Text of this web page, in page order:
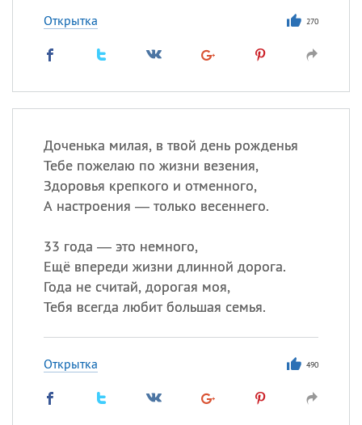
Открытка 270
Доченька милая, в твой день рожденья
Тебе пожелаю по жизни везения,
Здоровья крепкого и отменного,
А настроения — только весеннего.
33 года — это немного,
Ещё впереди жизни длинной дорога.
Года не считай, дорогая моя,
Тебя всегда любит большая семья.
Открытка 490
Посмотреть значениеи
происхождение